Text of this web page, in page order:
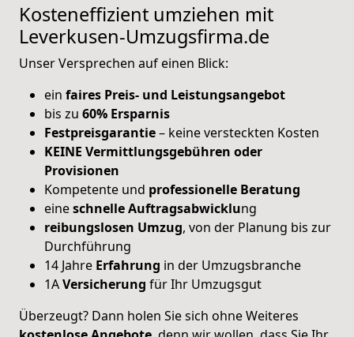
Kosteneffizient umziehen mit
Leverkusen-Umzugsfirma.de
Unser Versprechen auf einen Blick:
ein faires Preis- und Leistungsangebot
bis zu 60% Ersparnis
Festpreisgarantie– keine versteckten Kosten
KEINE Vermittlungsgebühren oder
Provisionen
Kompetente und professionelle Beratung
eineschnelle Auftragsabwicklung
reibungslosen Umzug, von der Planung bis zur
Durchführung
14 Jahre Erfahrung in der Umzugsbranche
1AVersicherung für Ihr Umzugsgut
Überzeugt? Dann holen Sie sich ohne Weiteres